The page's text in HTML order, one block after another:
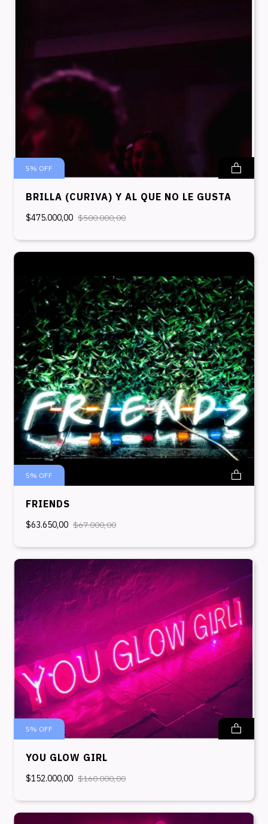
5% OFF
BRILLA (CURIVA) Y AL QUE NO LE GUSTA
$475.000,00 $500.000,00
5% OFF
FRIENDS
$63.650,00 $67.000,00
5% OFF
YOU GLOW GIRL
$152.000,00 $160.000,00